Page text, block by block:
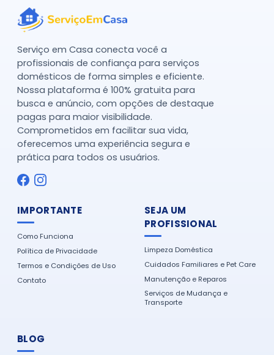
Serviço em Casa conecta você a
profissionais de confiança para serviços
domésticos de forma simples e eficiente.
Nossa plataforma é 100% gratuita para
busca e anúncio, com opções de destaque
pagas para maior visibilidade.
Comprometidos em facilitar sua vida,
oferecemos uma experiência segura e
prática para todos os usuários.
IMPORTANTE
Como Funciona
Política de Privacidade
Termos e Condições de Uso
Contato
SEJA UM
PROFISSIONAL
Limpeza Doméstica
Cuidados Familiares e Pet Care
Manutenção e Reparos
Serviços de Mudança e
Transporte
BLOG